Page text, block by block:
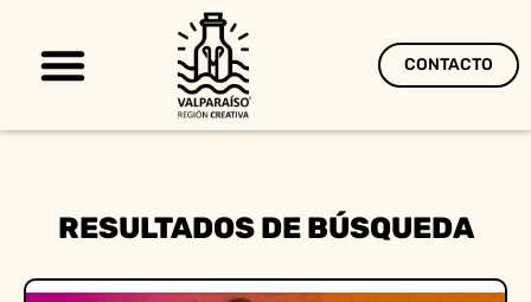
CONTACTO
RESULTADOS DE BÚSQUEDA